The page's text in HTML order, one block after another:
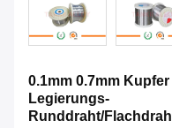
0.1mm 0.7mm
Legierungs-
Runddraht/